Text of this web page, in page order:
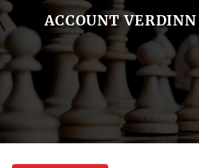
ACCOUNT VERDINN